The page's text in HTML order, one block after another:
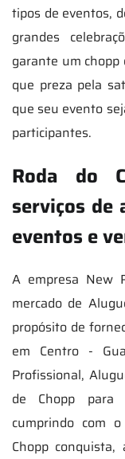
tipos de eventos,
grandes
garante um chopp
que preza pela
que seu evento
participantes.
Roda do
serviços de
eventos e
A empresa New
mercado de
propósito de
em Centro -
Profissional,
de Chopp para
cumprindo com
Chopp